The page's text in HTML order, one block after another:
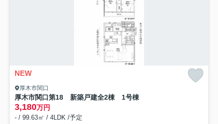
NEW
厚木市関口
厚木市関口第18 新築戸建全2棟 1号棟
3,180万円
- / 99.63㎡ / 4LDK /予定